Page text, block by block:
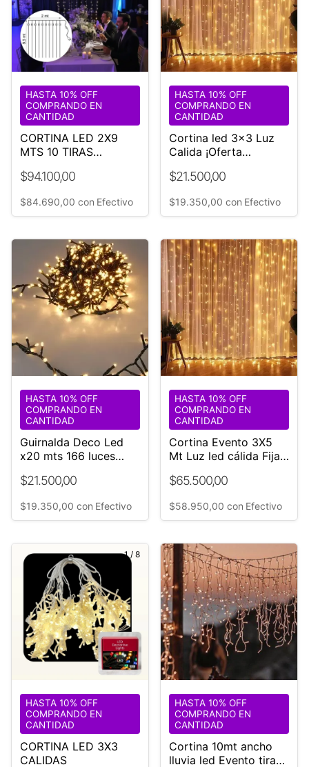
CORTINA LED 2X9
MTS 10 TIRAS
$94.100,00
HASTA 10% OFF
COMPRANDO EN
CANTIDAD
$84.690,00 con Efectivo
Cortina led 3x3 Luz
Calida ¡Oferta
$21.500,00
HASTA 10% OFF
COMPRANDO EN
CANTIDAD
$19.350,00 con Efectivo
Guirnalda Deco Led
x20 mts 166 luces
$21.500,00
HASTA 10% OFF
COMPRANDO EN
CANTIDAD
$19.350,00 con Efectivo
Cortina Evento 3X5
Mt Luz led cálida Fija
$65.500,00
HASTA 10% OFF
COMPRANDO EN
CANTIDAD
$58.950,00 con Efectivo
1/ 8
CORTINA LED 3X3
CALIDAS
HASTA 10% OFF
COMPRANDO EN
CANTIDAD
Cortina 10mt ancho
lluvia led Evento tiras
HASTA 10% OFF
COMPRANDO EN
CANTIDAD